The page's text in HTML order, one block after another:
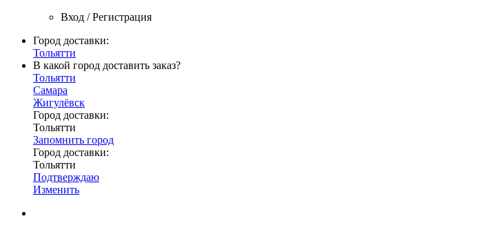
Вход / Регистрация
Город доставки:
Тольятти
В какой город доставить заказ?
Тольятти
Самара
Жигулёвск
Город доставки:
Тольятти
Запомнить город
Город доставки:
Тольятти
Подтверждаю
Изменить